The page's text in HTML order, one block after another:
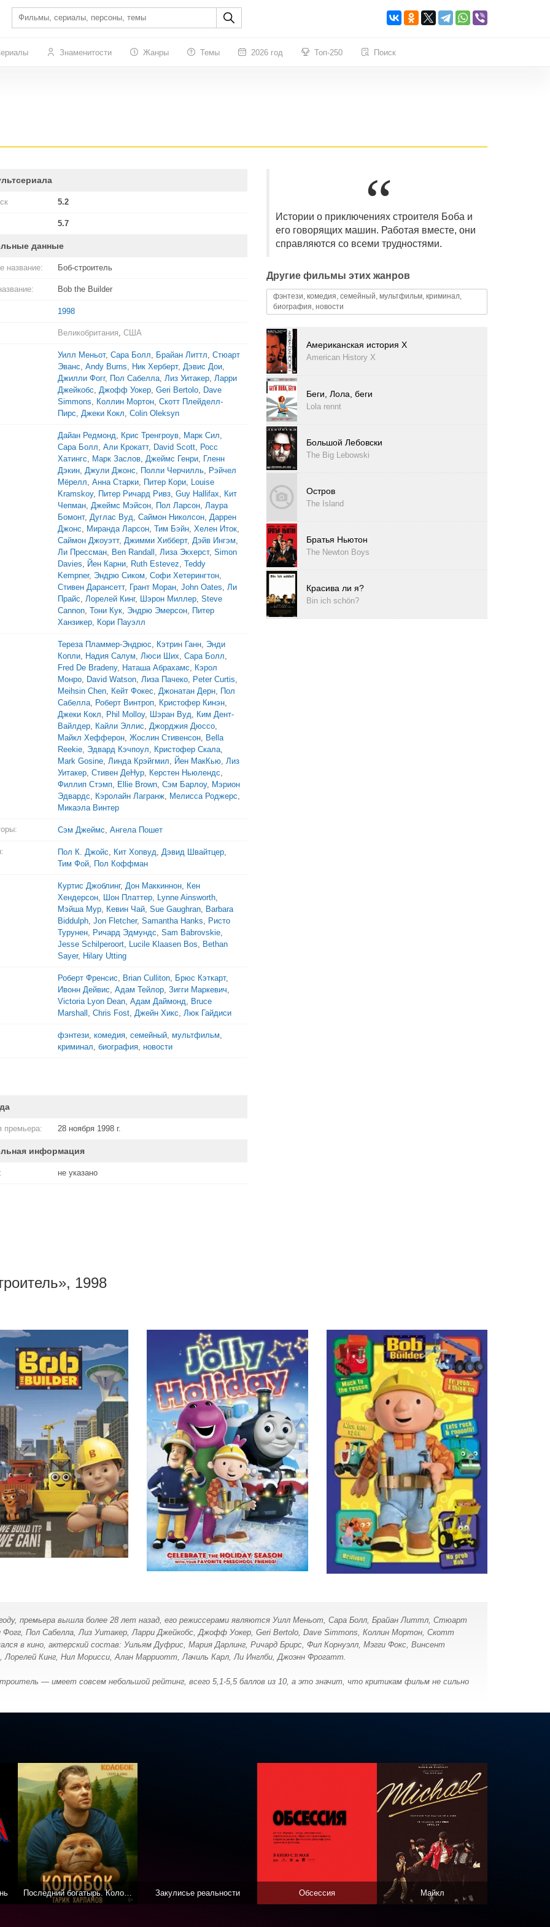
Знаменитости Жанры Темы 2026 год Топ-250 Поиск
5.2
5.7
данные
название: Боб-строитель
Bob the Builder
1998
Великобритания, США
Уилл Меньот, Сара Болл, Брайан Литтл, Стюарт
Эванс, Andy Burns, Ник Херберт, Дэвис Дои,
Джилли Фогг, Пол Сабелла, Лиз Уитакер, Ларри
Джейкобс, Джофф Уокер, Geri Bertolo, Dave
Simmons, Коллин Мортон, Скотт Плейделл-
Пирс, Джеки Кокл, Colin Oleksyn
Дайан Редмонд, Крис Тренгроув, Марк Сил,
Сара Болл, Али Крокатт, David Scott, Росс
Хатингс, Марк Заслов, Джеймс Генри, Гленн
Дэкин, Джули Джонс, Полли Черчилль, Рэйчел
Мёрелл, Анна Старки, Питер Кори, Louise
Kramskoy, Питер Ричард Ривз, Guy Hallifax, Кит
Чепман, Джеймс Мэйсон, Пол Ларсон, Лаура
Бомонт, Дуглас Вуд, Саймон Николсон, Даррен
Джонс, Миранда Ларсон, Тим Бэйн, Хелен Иток,
Саймон Джоуэтт, Джимми Хибберт, Дэйв Ингэм,
Ли Прессман, Ben Randall , Лиза Экхерст, Simon
Davies, Йен Карни, Ruth Estevez, Teddy
Kempner, Эндрю Сиком, Софи Хетерингтон,
Стивен Дарансетт, Грант Моран, John Oates, Ли
Прайс, Лорелей Кинг, Шэрон Миллер, Steve
Cannon, Тони Кук, Эндрю Эмерсон, Питер
Ханзикер, Кори Пауэлл
Тереза Пламмер-Эндрюс, Кэтрин Ганн, Энди
Копли, Надия Салум, Люси Ших, Сара Болл,
Fred De Bradeny, Наташа Абрахамс, Кэрол
Монро, David Watson, Лиза Пачеко, Peter Curtis,
Meihsin Chen, Кейт Фокес, Джонатан Дерн, Пол
Сабелла, Роберт Винтроп, Кристофер Кинэн,
Джеки Кокл, Phil Molloy, Шэран Вуд, Ким Дент-
Вайлдер, Кайли Эллис, Джорджия Дюссо,
Майкл Хефферон, Жослин Стивенсон, Bella
Reekie, Эдвард Кэчпоул, Кристофер Скала,
Mark Gosine, Линда Крэйгмил, Йен МакКью, Лиз
Уитакер, Стивен ДеНур, Керстен Ньюлендс,
Филлип Стэмп, Ellie Brown, Сэм Барлоу, Мэрион
Эдвардс, Кэролайн Лагранж, Мелисса Роджерс,
Микаэла Винтер
Сэм Джеймс, Ангела Пошет
Пол К. Джойс, Кит Хопвуд, Дэвид Швайтцер,
Тим Фой, Пол Коффман
Куртис Джоблинг, Дон Маккиннон, Кен
Хендерсон, Шон Платтер, Lynne Ainsworth,
Мэйша Мур, Кевин Чай, Sue Gaughran, Barbara
Biddulph, Jon Fletcher, Samantha Hanks, Ристо
Турунен, Ричард Эдмундс, Sam Babrovskie,
Jesse Schilperoort, Lucile Klaasen Bos, Bethan
Sayer, Hilary Utting
Роберт Френсис, Brian Culliton, Брюс Кэткарт,
Ивонн Дейвис, Адам Тейлор, Зигги Маркевич,
Victoria Lyon Dean, Адам Даймонд, Bruce
Marshall , Chris Fost, Джейн Хикс, Люк Гайдиси
фэнтези, комедия, семейный, мультфильм,
криминал, биография, новости
премьера: 28 ноября 1998 г.
информация
не указано
Истории о приключениях строителя Боба и
его говорящих машин. Работая вместе, они
справляются со всеми трудностями.
Другие фильмы этих жанров
фэнтези, комедия, семейный, мультфильм, криминал,
биография, новости
Американская история X
American History X
Беги, Лола, беги
Lola rennt
Большой Лебовски
The Big Lebowski
Остров
The Island
Братья Ньютон
The Newton Boys
Красива ли я?
Bin ich schön?
1998
году, премьера вышла более 28 лет назад, его режиссерами являются Уилл Меньот, Сара Болл, Брайан Литтл, Стюарт
Пол Сабелла, Лиз Уитакер, Ларри Джейкобс, Джофф Уокер, Geri Bertolo, Dave Simmons, Коллин Мортон, Скотт
в кино, актерский состав: Уильям Дуфрис, Мария Дарлинг, Ричард Брирс, Фил Корнуэлл, Мэгги Фокс, Винсент
Кинг, Нил Морисси, Алан Марриотт, Лачиль Карл, Ли Инглби, Джоэнн Фрогатт.
— имеет совсем небольшой рейтинг, всего 5,1-5,5 баллов из 10, а это значит, что критикам фильм не сильно
Закулисье реальности Обсессия Майкл